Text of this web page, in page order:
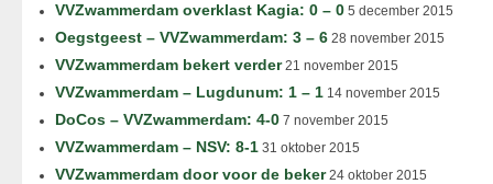
VVZwammerdam overklast Kagia: 0 – 0 5 december 2015
Oegstgeest – VVZwammerdam: 3 – 6 28 november 2015
VVZwammerdam bekert verder21 november 2015
VVZwammerdam – Lugdunum: 1 – 1 14 november 2015
DoCos – VVZwammerdam: 4-0 7 november 2015
VVZwammerdam – NSV: 8-1 31 oktober 2015
VVZwammerdam door voor de beker24 oktober 2015